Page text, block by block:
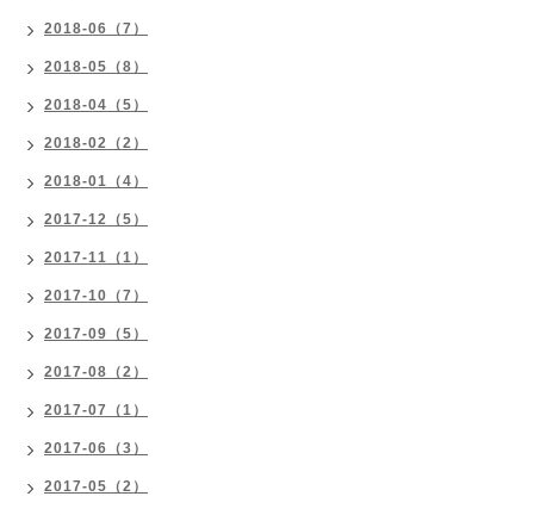
2018-06（7）
2018-05（8）
2018-04（5）
2018-02（2）
2018-01（4）
2017-12（5）
2017-11（1）
2017-10（7）
2017-09（5）
2017-08（2）
2017-07（1）
2017-06（3）
2017-05（2）